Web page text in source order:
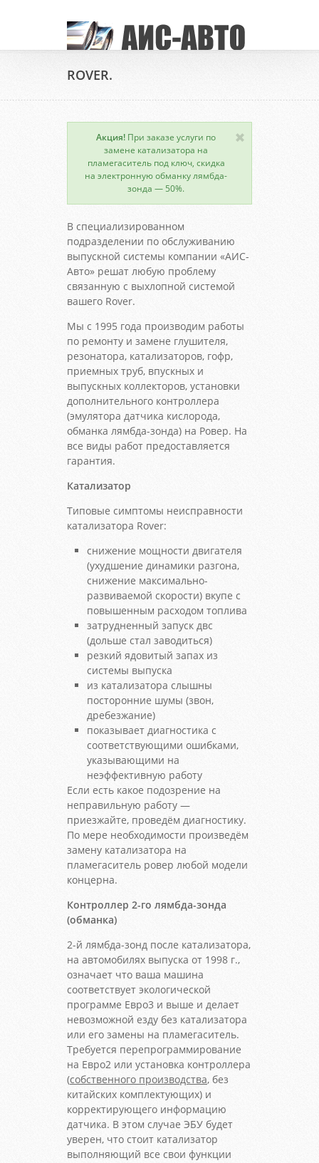
ROVER.
Акция! При заказе услуги по
замене катализатора на
пламегаситель под ключ, скидка
на электронную обманку лямбда-
зонда — 50%.
В специализированном
подразделении по обслуживанию
выпускной системы компании «АИС-
Авто» решат любую проблему
связанную с выхлопной системой
вашего Rover.
Мы с 1995 года производим работы
по ремонту и замене глушителя,
резонатора, катализаторов, гофр,
приемных труб, впускных и
выпускных коллекторов, установки
дополнительного контроллера
(эмулятора датчика кислорода,
обманка лямбда-зонда) на Ровер. На
все виды работ предоставляется
гарантия.
Катализатор
Типовые симптомы неисправности
катализатора Rover:
снижение мощности двигателя
(ухудшение динамики разгона,
снижение максимально-
развиваемой скорости) вкупе с
повышенным расходом топлива
затрудненный запуск двс
(дольше стал заводиться)
резкий ядовитый запах из
системы выпуска
из катализатора слышны
посторонние шумы (звон,
дребезжание)
показывает диагностика с
соответствующими ошибками,
указывающими на
неэффективную работу
Если есть какое подозрение на
неправильную работу —
приезжайте, проведём диагностику.
По мере необходимости произведём
замену катализатора на
пламегаситель ровер любой модели
концерна.
Контроллер 2-го лямбда-зонда
(обманка)
2-й лямбда-зонд после катализатора,
на автомобилях выпуска от 1998 г.,
означает что ваша машина
соответствует экологической
программе Евро3 и выше и делает
невозможной езду без катализатора
или его замены на пламегаситель.
Требуется перепрограммирование
на Евро2 или установка контроллера
(собственного производства, без
китайских комплектующих) и
корректирующего информацию
датчика. В этом случае ЭБУ будет
уверен, что стоит катализатор
выполняющий все свои функции